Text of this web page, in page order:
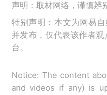
声明：取材网络，谨慎辨
特别声明：本文为网易
并发布，仅代表该作者
台。
Notice: The content
and videos if any) is